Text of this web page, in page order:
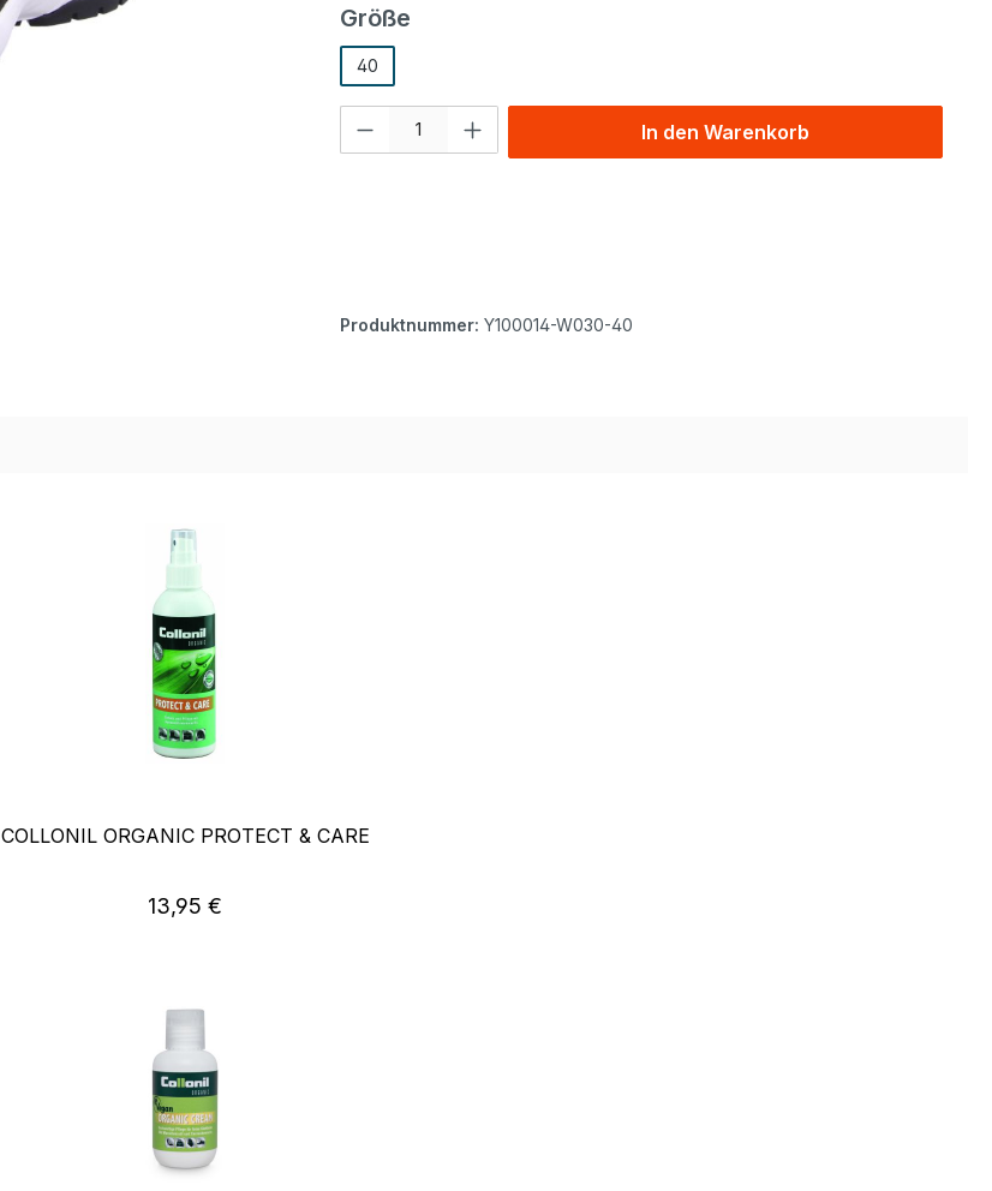
Größeauswählen
40
Produkt Anzahl: Gib den gewünschten Wert ein oder benutze die Schaltflächen
In den Warenkorb
Produktnummer: Y100014-W030-40
COLLONIL ORGANIC PROTECT & CARE
Regulärer Preis:
13,95 €